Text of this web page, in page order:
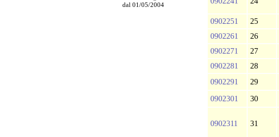
dal 01/05/2004
0902251 25
0902261
26
0902271
27
0902281
28
0902291
29
0902301
30
0902311 31